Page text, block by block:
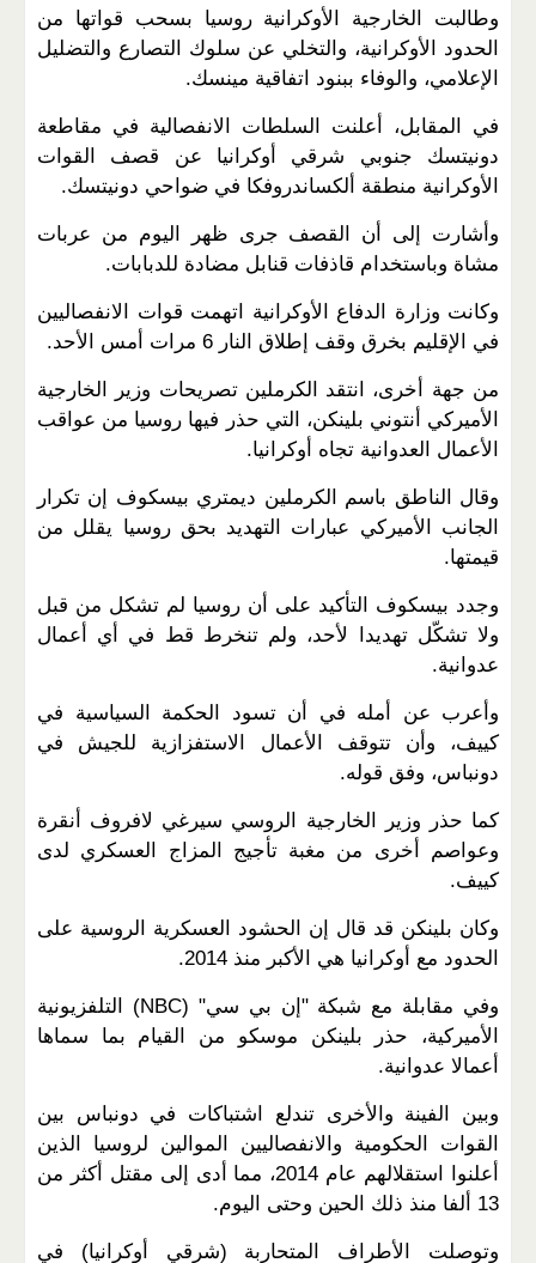
وطالبت الخارجية الأوكرانية روسيا بسحب قواتها من
الحدود الأوكرانية، والتخلي عن سلوك التصارع والتضليل
الإعلامي، والوفاء ببنود اتفاقية مينسك.
في المقابل، أعلنت السلطات الانفصالية في مقاطعة
دونيتسك جنوبي شرقي أوكرانيا عن قصف القوات
الأوكرانية منطقة ألكساندروفكا في ضواحي دونيتسك.
وأشارت إلى أن القصف جرى ظهر اليوم من عربات
مشاة وباستخدام قاذفات قنابل مضادة للدبابات.
وكانت وزارة الدفاع الأوكرانية اتهمت قوات الانفصاليين
في الإقليم بخرق وقف إطلاق النار 6 مرات أمس الأحد.
من جهة أخرى، انتقد الكرملين تصريحات وزير الخارجية
الأميركي أنتوني بلينكن، التي حذر فيها روسيا من عواقب
الأعمال العدوانية تجاه أوكرانيا.
وقال الناطق باسم الكرملين ديمتري بيسكوف إن تكرار
الجانب الأميركي عبارات التهديد بحق روسيا يقلل من
قيمتها.
وجدد بيسكوف التأكيد على أن روسيا لم تشكل من قبل
ولا تشكّل تهديدا لأحد، ولم تنخرط قط في أي أعمال
عدوانية.
وأعرب عن أمله في أن تسود الحكمة السياسية في
كييف، وأن تتوقف الأعمال الاستفزازية للجيش في
دونباس، وفق قوله.
كما حذر وزير الخارجية الروسي سيرغي لافروف أنقرة
وعواصم أخرى من مغبة تأجيج المزاج العسكري لدى
كييف.
وكان بلينكن قد قال إن الحشود العسكرية الروسية على
الحدود مع أوكرانيا هي الأكبر منذ 2014.
وفي مقابلة مع شبكة "إن بي سي" (NBC) التلفزيونية
الأميركية، حذر بلينكن موسكو من القيام بما سماها
أعمالا عدوانية.
وبين الفينة والأخرى تندلع اشتباكات في دونباس بين
القوات الحكومية والانفصاليين الموالين لروسيا الذين
أعلنوا استقلالهم عام 2014، مما أدى إلى مقتل أكثر من
13 ألفا منذ ذلك الحين وحتى اليوم.
وتوصلت الأطراف المتحاربة (شرقي أوكرانيا) في